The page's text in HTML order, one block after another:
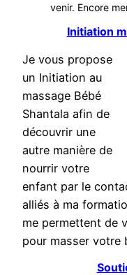
venir. Encore
Initiation
Je vous propose
un Initiation au
massage Bébé
Shantala afin de
découvrir une
autre manière de
nourrir votre
enfant par le
alliés à ma
me permettent de
pour masser votre